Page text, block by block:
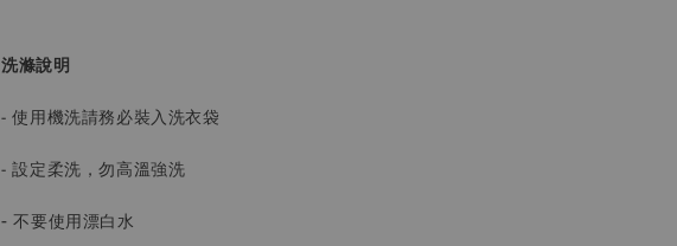
洗滌說明
- 使用機洗請務必裝入洗衣袋
- 設定柔洗，勿高溫強洗
-不要使用漂白水